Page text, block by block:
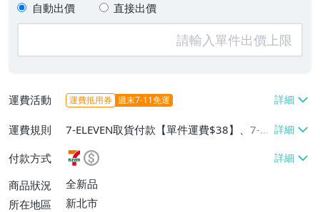
自動出價 直接出價
運費活動 運費抵用券 週末7-11免運
運費規則
7-ELEVEN取貨付款【單件運費$38】、7-EL
EVEN取貨不付款【單件運費$38】、郵局掛
號【單件運費$60、滿20件或消費滿$5000
0免運費】
付款方式
商品狀況
全新品
所在地區
新北市